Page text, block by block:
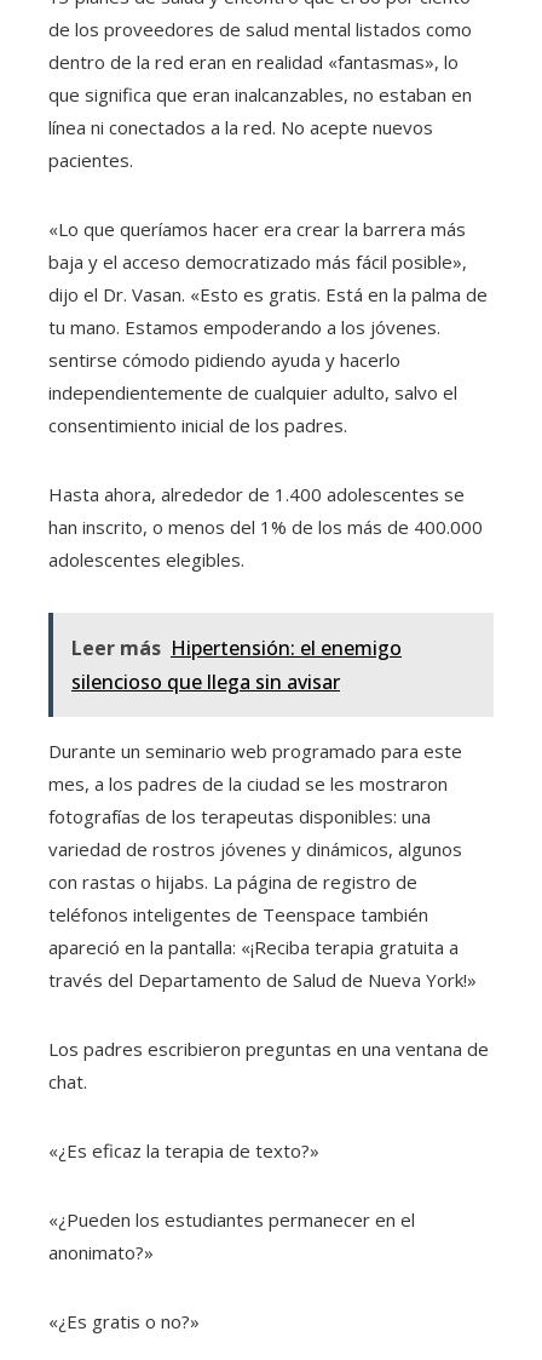
de los proveedores de salud mental listados como
dentro de la red eran en realidad «fantasmas», lo
que significa que eran inalcanzables, no estaban en
línea ni conectados a la red. No acepte nuevos
pacientes.
«Lo que queríamos hacer era crear la barrera más
baja y el acceso democratizado más fácil posible»,
dijo el Dr. Vasan. «Esto es gratis. Está en la palma de
tu mano. Estamos empoderando a los jóvenes.
sentirse cómodo pidiendo ayuda y hacerlo
independientemente de cualquier adulto, salvo el
consentimiento inicial de los padres.
Hasta ahora, alrededor de 1.400 adolescentes se
han inscrito, o menos del 1% de los más de 400.000
adolescentes elegibles.
Leer más Hipertensión: el enemigo
silencioso que llega sin avisar
Durante un seminario web programado para este
mes, a los padres de la ciudad se les mostraron
fotografías de los terapeutas disponibles: una
variedad de rostros jóvenes y dinámicos, algunos
con rastas o hijabs. La página de registro de
teléfonos inteligentes de Teenspace también
apareció en la pantalla: «¡Reciba terapia gratuita a
través del Departamento de Salud de Nueva York!»
Los padres escribieron preguntas en una ventana de
chat.
«¿Es eficaz la terapia de texto?»
«¿Pueden los estudiantes permanecer en el
anonimato?»
«¿Es gratis o no?»